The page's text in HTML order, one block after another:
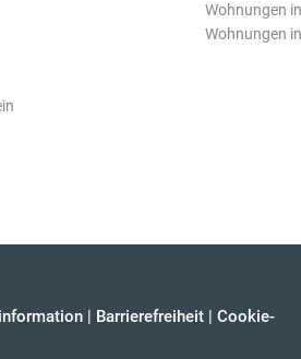
Wohnungen
Wohnungen
| Barrierefreiheit | Cookie-